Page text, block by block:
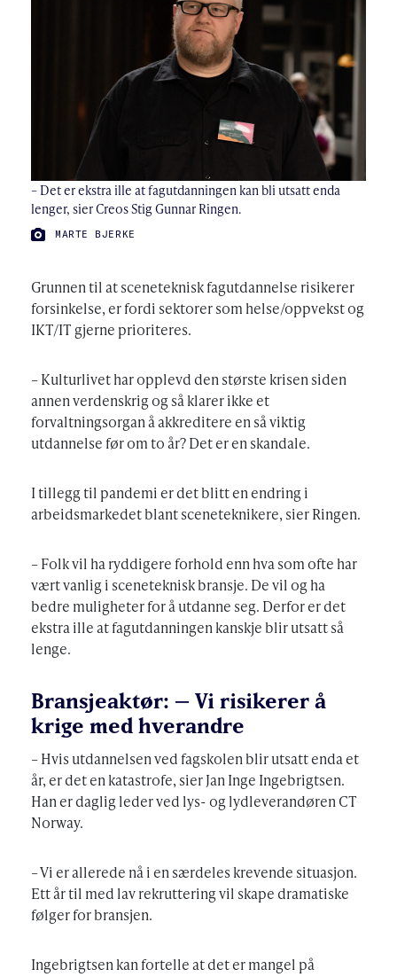
– Det er ekstra ille at fagutdanningen kan bli utsatt enda
lenger, sier Creos Stig Gunnar Ringen.
FOTO:
MARTE BJERKE
Grunnen til at sceneteknisk fagutdannelse risikerer
forsinkelse, er fordi sektorer som helse/oppvekst og
IKT/IT gjerne prioriteres.
– Kulturlivet har opplevd den største krisen siden
annen verdenskrig og så klarer ikke et
forvaltningsorgan å akkreditere en så viktig
utdannelse før om to år? Det er en skandale.
I tillegg til pandemi er det blitt en endring i
arbeidsmarkedet blant sceneteknikere, sier Ringen.
– Folk vil ha ryddigere forhold enn hva som ofte har
vært vanlig i sceneteknisk bransje. De vil og ha
bedre muligheter for å utdanne seg. Derfor er det
ekstra ille at fagutdanningen kanskje blir utsatt så
lenge.
Bransjeaktør: – Vi risikerer å
krige med hverandre
– Hvis utdannelsen ved fagskolen blir utsatt enda et
år, er det en katastrofe, sier Jan Inge Ingebrigtsen.
Han er daglig leder ved lys- og lydleverandøren CT
Norway.
– Vi er allerede nå i en særdeles krevende situasjon.
Ett år til med lav rekruttering vil skape dramatiske
følger for bransjen.
Ingebrigtsen kan fortelle at det er mangel på